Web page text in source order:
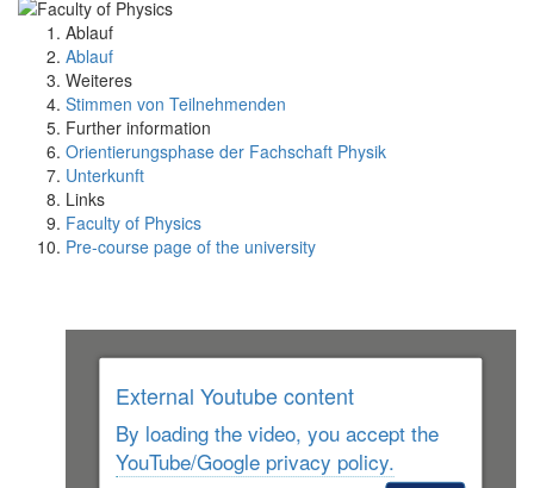
Ablauf
Ablauf
Weiteres
Stimmen von Teilnehmenden
Further information
Orientierungsphase der Fachschaft Physik
Unterkunft
Links
Faculty of Physics
Pre-course page of the university
External Youtube content
By loading the video, you accept the
YouTube/Google privacy policy.